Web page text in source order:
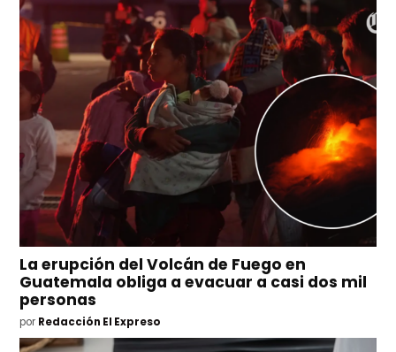
La erupción del Volcán de Fuego en
Guatemala obliga a evacuar a casi dos mil
personas
por Redacción El Expreso